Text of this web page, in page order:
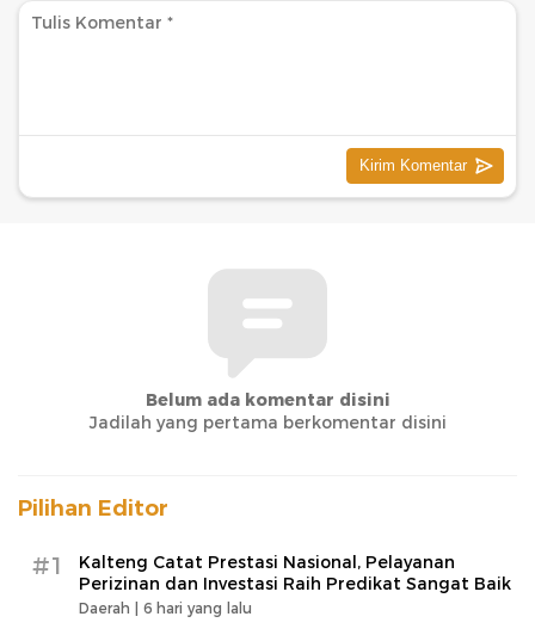
Belum ada komentar disini
Jadilah yang pertama berkomentar disini
Pilihan Editor
#1
Kalteng Catat Prestasi Nasional, Pelayanan
Perizinan dan Investasi Raih Predikat Sangat Baik
Daerah | 6 hari yang lalu